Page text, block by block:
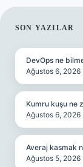
SON YAZILAR
DevOps ne
Ağustos 6, 2026
Kumru kuşu ne
Ağustos 6, 2026
Averaj kasmak
Ağustos 5, 2026